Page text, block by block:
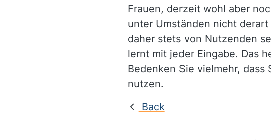
Frauen, derzeit wohl aber
unter Umständen nicht derart
daher stets von Nutzenden
lernt mit jeder Eingabe. Das
Bedenken Sie vielmehr, dass
nutzen.
Back